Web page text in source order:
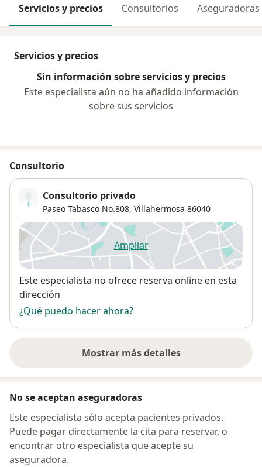
Servicios y precios Consultorios Aseguradoras
Servicios y precios
Sin información sobre servicios y precios
Este especialista aún no ha añadido información
sobre sus servicios
Consultorio
Consultorio privado
Paseo Tabasco No.808, Villahermosa 86040
Ampliarse abre en una nueva
Disponibilidad
Este especialista no ofrece reserva online en esta
dirección
¿Qué puedo hacer ahora?
Mostrar más detalles
sobre la dirección
No se aceptan aseguradoras
Este especialista sólo acepta pacientes privados.
Puede pagar directamente la cita para reservar, o
encontrar otro especialista que acepte su
aseguradora.